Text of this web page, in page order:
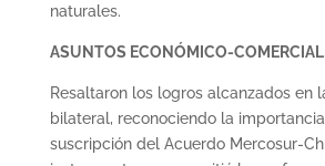
naturales.
ASUNTOS ECONÓMICO-
Resaltaron los logros alcanzados en
bilateral, reconociendo la
suscripción del Acuerdo Mercosur-